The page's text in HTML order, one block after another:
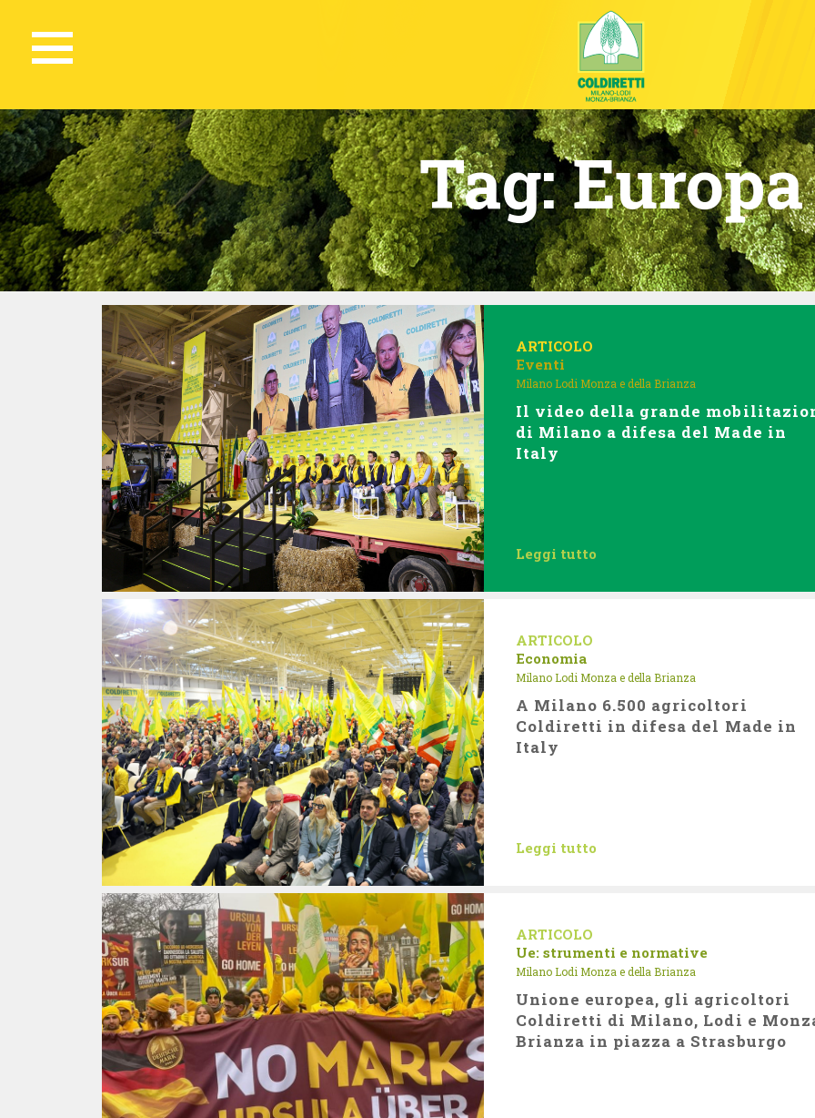
Tag:Europa
ARTICOLO
Eventi
Milano Lodi Monza e della Brianza
Il video della grande
di Milano a difesa del Made in
Italy
Leggi tutto
ARTICOLO
Economia
Milano Lodi Monza e della Brianza
A Milano 6.500 agricoltori
Coldiretti in difesa del Made in
Italy
Leggi tutto
ARTICOLO
Ue: strumenti e normative
Milano Lodi Monza e della Brianza
Unione europea, gli agricoltori
Coldiretti di Milano, Lodi e
Brianza in piazza a Strasburgo